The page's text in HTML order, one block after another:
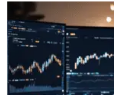
vào lĩnh vực bất động sản.